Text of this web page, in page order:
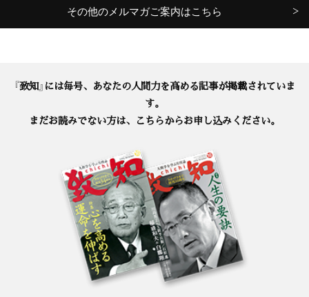
その他のメルマガご案内はこちら
『致知』には毎号、あなたの人間力を高める記事が掲載されていま
す。
まだお読みでない方は、こちらからお申し込みください。